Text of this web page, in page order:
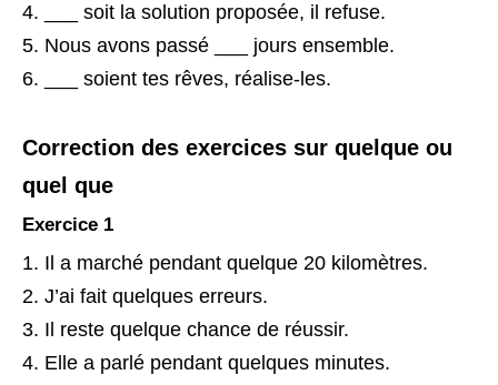
___ soit la solution proposée, il refuse.
Nous avons passé ___ jours ensemble.
___ soient tes rêves, réalise-les.
Correction des exercices sur quelque ou
quel que
Exercice 1
Il a marché pendant quelque 20 kilomètres.
J’ai fait quelques erreurs.
Il reste quelque chance de réussir.
Elle a parlé pendant quelques minutes.